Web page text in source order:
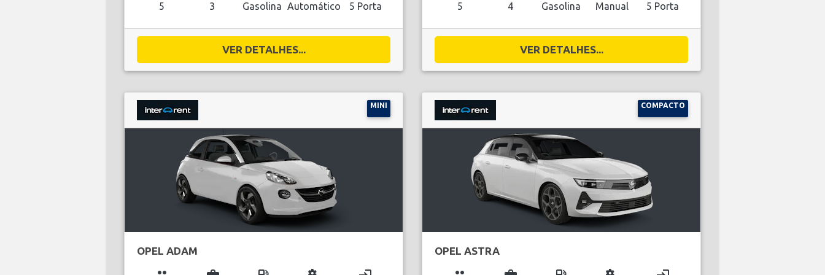
5 3 Gasolina Automático 5 Porta
VER DETALHES...
5 4 Gasolina Manual 5 Porta
VER DETALHES...
MINI
OPEL ADAM
COMPACTO
OPEL ASTRA